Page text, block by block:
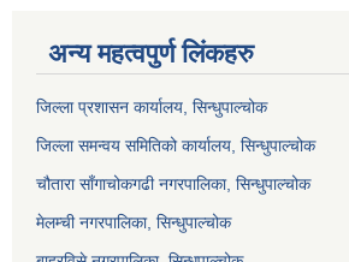
अन्य महत्वपुर्ण लिंकहरु
जिल्ला प्रशासन कार्यालय, सिन्धुपाल्चोक
जिल्ला समन्वय समितिको कार्यालय, सिन्धुपाल्चोक
चौतारा साँगाचोकगढी नगरपालिका, सिन्धुपाल्चोक
मेलम्ची नगरपालिका, सिन्धुपाल्चोक